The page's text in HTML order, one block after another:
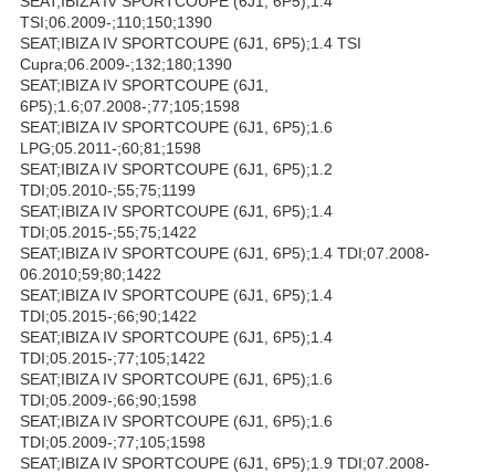
TSI;06.2009-;110;150;1390
SEAT;IBIZA IV SPORTCOUPE (6J1, 6P5);1.4 TSI
Cupra;06.2009-;132;180;1390
SEAT;IBIZA IV SPORTCOUPE (6J1,
6P5);1.6;07.2008-;77;105;1598
SEAT;IBIZA IV SPORTCOUPE (6J1, 6P5);1.6
LPG;05.2011-;60;81;1598
SEAT;IBIZA IV SPORTCOUPE (6J1, 6P5);1.2
TDI;05.2010-;55;75;1199
SEAT;IBIZA IV SPORTCOUPE (6J1, 6P5);1.4
TDI;05.2015-;55;75;1422
SEAT;IBIZA IV SPORTCOUPE (6J1, 6P5);1.4 TDI;07.2008-
06.2010;59;80;1422
SEAT;IBIZA IV SPORTCOUPE (6J1, 6P5);1.4
TDI;05.2015-;66;90;1422
SEAT;IBIZA IV SPORTCOUPE (6J1, 6P5);1.4
TDI;05.2015-;77;105;1422
SEAT;IBIZA IV SPORTCOUPE (6J1, 6P5);1.6
TDI;05.2009-;66;90;1598
SEAT;IBIZA IV SPORTCOUPE (6J1, 6P5);1.6
TDI;05.2009-;77;105;1598
SEAT;IBIZA IV SPORTCOUPE (6J1, 6P5);1.9 TDI;07.2008-